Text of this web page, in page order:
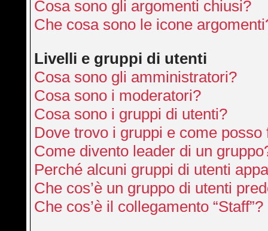
Cosa sono gli argomenti chiusi?
Che cosa sono le icone
Livelli e gruppi di utenti
Cosa sono gli amministratori?
Cosa sono i moderatori?
Cosa sono i gruppi di utenti?
Dove trovo i gruppi e come
Come divento leader di un
Perché alcuni gruppi di utenti
Che cos’è un gruppo di utenti
Che cos’è il collegamento “Staff”?